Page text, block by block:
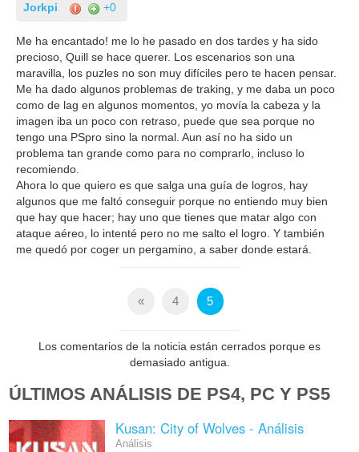
Jorkpi +0
Me ha encantado! me lo he pasado en dos tardes y ha sido
precioso, Quill se hace querer. Los escenarios son una
maravilla, los puzles no son muy difíciles pero te hacen pensar.
Me ha dado algunos problemas de traking, y me daba un poco
como de lag en algunos momentos, yo movía la cabeza y la
imagen iba un poco con retraso, puede que sea porque no
tengo una PSpro sino la normal. Aun así no ha sido un
problema tan grande como para no comprarlo, incluso lo
recomiendo.
Ahora lo que quiero es que salga una guía de logros, hay
algunos que me faltó conseguir porque no entiendo muy bien
que hay que hacer; hay uno que tienes que matar algo con
ataque aéreo, lo intenté pero no me salto el logro. Y también
me quedó por coger un pergamino, a saber donde estará.
« 4 5
Los comentarios de la noticia están cerrados porque es
demasiado antigua.
ÚLTIMOS ANÁLISIS DE PS4, PC Y PS5
Kusan: City of Wolves - Análisis
Análisis